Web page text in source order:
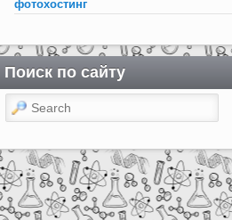
фотохостинг
Поиск по сайту
Search